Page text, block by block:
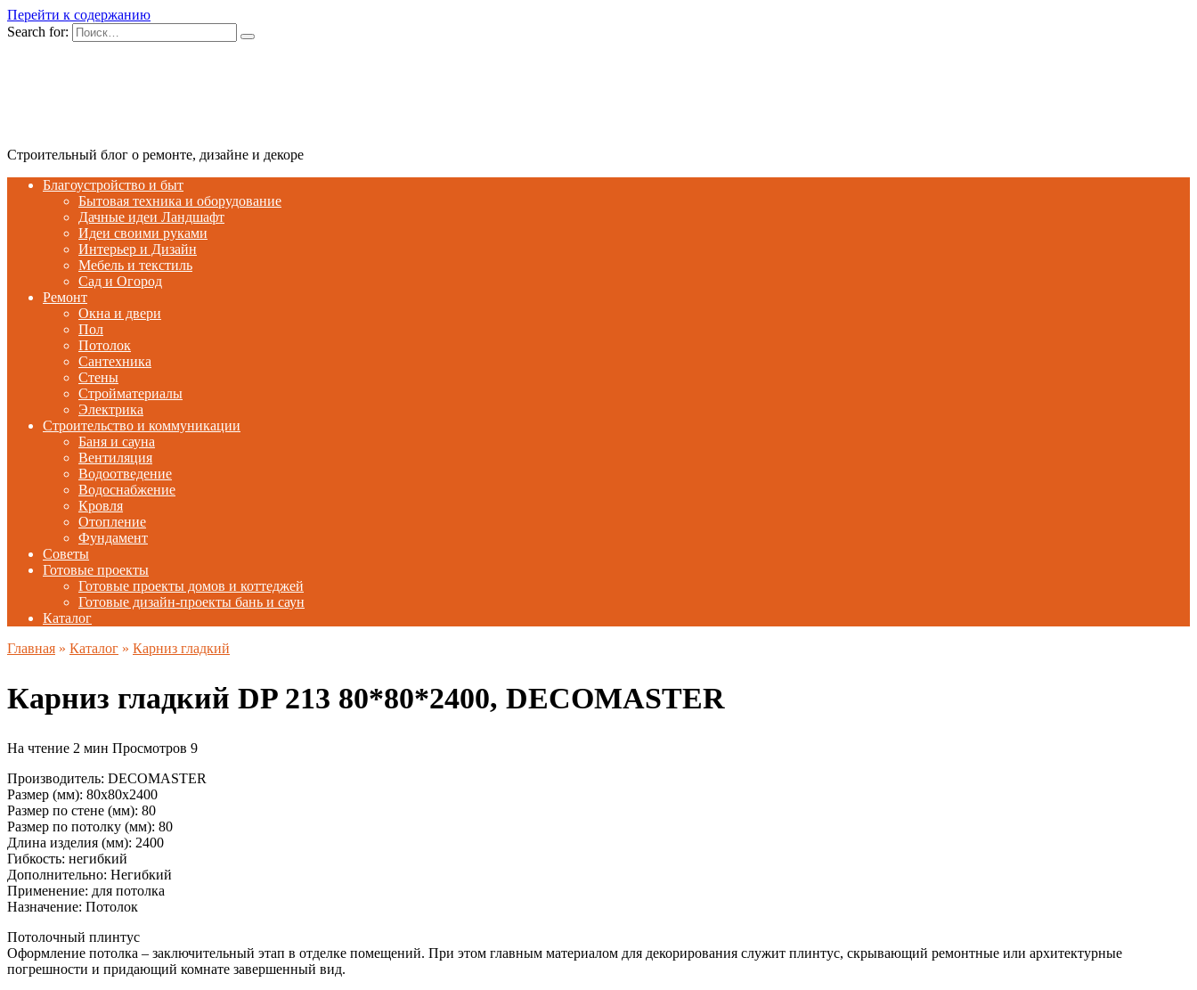
Перейти к содержанию
Search for:
Строительный блог о ремонте, дизайне и декоре
Благоустройство и быт
Бытовая техника и оборудование
Дачные идеи Ландшафт
Идеи своими руками
Интерьер и Дизайн
Мебель и текстиль
Сад и Огород
Ремонт
Окна и двери
Пол
Потолок
Сантехника
Стены
Стройматериалы
Электрика
Строительство и коммуникации
Баня и сауна
Вентиляция
Водоотведение
Водоснабжение
Кровля
Отопление
Фундамент
Советы
Готовые проекты
Готовые проекты домов и коттеджей
Готовые дизайн-проекты бань и саун
Каталог
Главная » Каталог » Карниз гладкий
Карниз гладкий DP 213 80*80*2400, DECOMASTER
На чтение 2 мин Просмотров 9
Производитель: DECOMASTER
Размер (мм): 80x80x2400
Размер по стене (мм): 80
Размер по потолку (мм): 80
Длина изделия (мм): 2400
Гибкость: негибкий
Дополнительно: Негибкий
Применение: для потолка
Назначение: Потолок
Потолочный плинтус
Оформление потолка – заключительный этап в отделке помещений. При этом главным материалом для декорирования служит плинтус, скрывающий ремонтные или архитектурные
погрешности и придающий комнате завершенный вид.